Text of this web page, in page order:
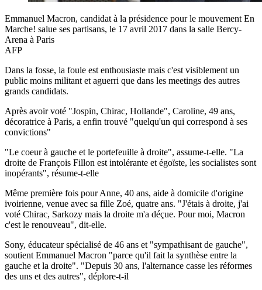
Emmanuel Macron, candidat à la présidence pour le mouvement En
Marche! salue ses partisans, le 17 avril 2017 dans la salle Bercy-
Arena à Paris
AFP
Dans la fosse, la foule est enthousiaste mais c'est visiblement un
public moins militant et aguerri que dans les meetings des autres
grands candidats.
Après avoir voté "Jospin, Chirac, Hollande", Caroline, 49 ans,
décoratrice à Paris, a enfin trouvé "quelqu'un qui correspond à ses
convictions"
"Le coeur à gauche et le portefeuille à droite", assume-t-elle. "La
droite de François Fillon est intolérante et égoïste, les socialistes sont
inopérants", résume-t-elle
Même première fois pour Anne, 40 ans, aide à domicile d'origine
ivoirienne, venue avec sa fille Zoé, quatre ans. "J'étais à droite, j'ai
voté Chirac, Sarkozy mais la droite m'a déçue. Pour moi, Macron
c'est le renouveau", dit-elle.
Sony, éducateur spécialisé de 46 ans et "sympathisant de gauche",
soutient Emmanuel Macron "parce qu'il fait la synthèse entre la
gauche et la droite". "Depuis 30 ans, l'alternance casse les réformes
des uns et des autres", déplore-t-il